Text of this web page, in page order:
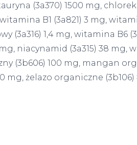
(3a370) 1500 mg,
B1 (3a821) 3 mg,
(3a316) 1,4 mg, witamina B6
niacynamid (3a315) 38 mg,
(3b606) 100 mg, mangan
mg, żelazo organiczne (3b106)